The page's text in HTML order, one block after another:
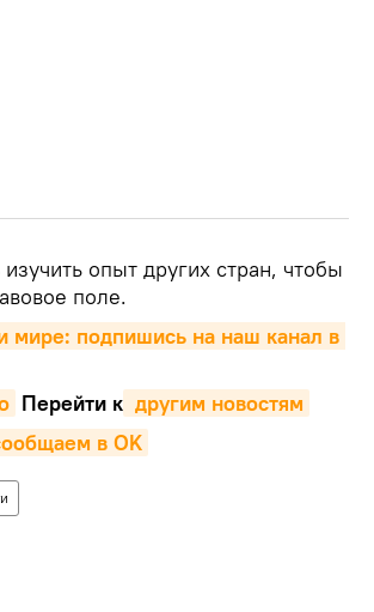
опыт других стран, чтобы
поле.
мире: подпишись на наш канал в
Перейти к другим новостям
в OK